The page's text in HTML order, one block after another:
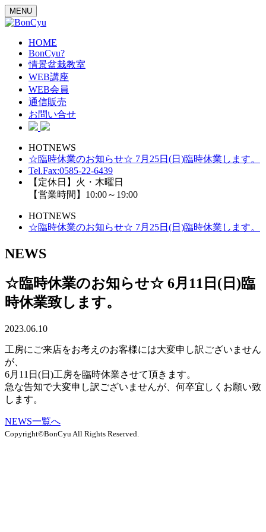
MENU
HOME
BonCyu?
情景盆栽教室
WEB講座
WEB会員
通信販売
お問い合せ
HOTNEWS
☆臨時休業のお知らせ☆ 7月25日(日)臨時休業します。
Tel.Fax:0585-22-6439
【定休日】火・木曜日
【営業時間】10:00～19:00
HOTNEWS
☆臨時休業のお知らせ☆ 7月25日(日)臨時休業します。
NEWS
☆臨時休業のお知らせ☆ 6月11日(日)臨
時休業致します。
2023.06.10
工房にご来店をお考えのお客様には大変申し訳ございません
が、
6月11日(日)工房を臨時休業させて頂きます。
急な告知で大変申し訳ございませんが、何卒宜しくお願い致
します。
NEWS一覧へ
Copyright©BonCyu All Rights Reserved.